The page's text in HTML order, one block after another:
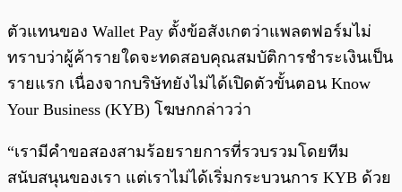
ตัวแทนของ Wallet Pay ตั้งข้อสังเกตว่าแพลตฟอร์มไม่
ทราบว่าผู้ค้ารายใดจะทดสอบคุณสมบัติการชำระเงินเป็น
รายแรก เนื่องจากบริษัทยังไม่ได้เปิดตัวขั้นตอน Know
Your Business (KYB) โฆษกกล่าวว่า
“เรามีคำขอสองสามร้อยรายการที่รวบรวมโดยทีม
สนับสนุนของเรา แต่เราไม่ได้เริ่มกระบวนการ KYB ด้วย